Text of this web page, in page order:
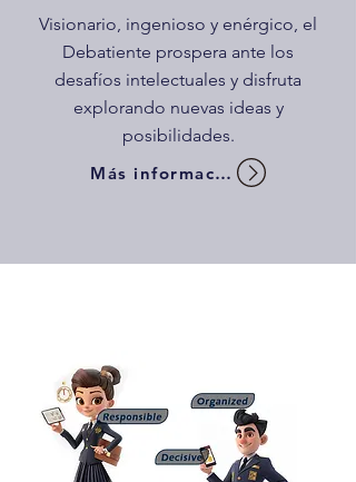
Visionario, ingenioso y enérgico, el
Debatiente prospera ante los
desafíos intelectuales y disfruta
explorando nuevas ideas y
posibilidades.
Más información